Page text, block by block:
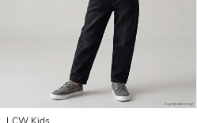
LCW Kids